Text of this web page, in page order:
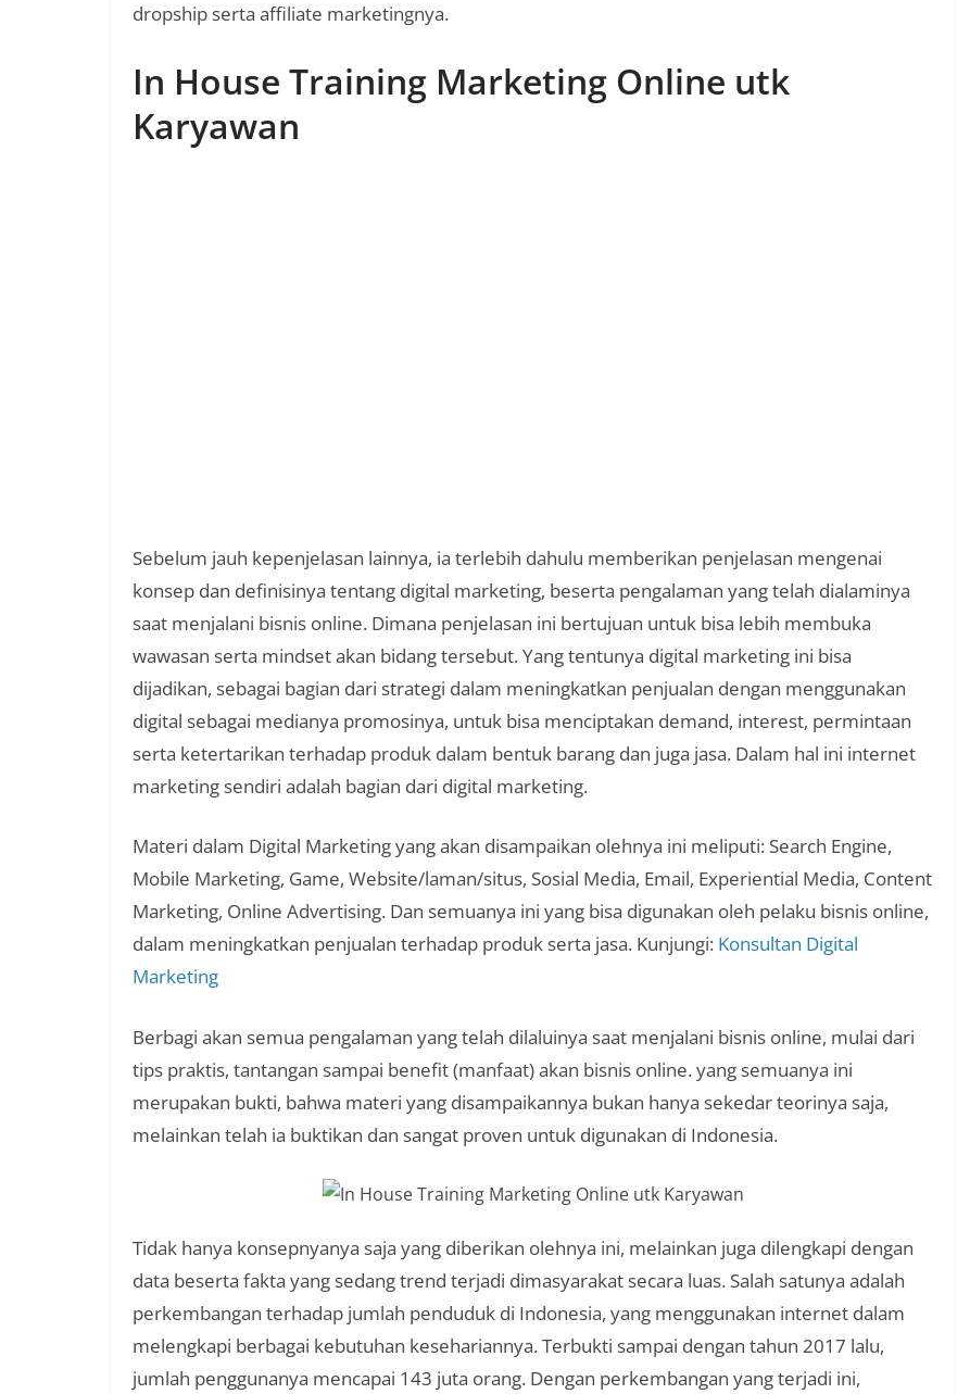
dropship serta affiliate marketingnya.
In House Training Marketing Online utk
Karyawan
Sebelum jauh kepenjelasan lainnya, ia terlebih dahulu memberikan penjelasan mengenai
konsep dan definisinya tentang digital marketing, beserta pengalaman yang telah dialaminya
saat menjalani bisnis online. Dimana penjelasan ini bertujuan untuk bisa lebih membuka
wawasan serta mindset akan bidang tersebut. Yang tentunya digital marketing ini bisa
dijadikan, sebagai bagian dari strategi dalam meningkatkan penjualan dengan menggunakan
digital sebagai medianya promosinya, untuk bisa menciptakan demand, interest, permintaan
serta ketertarikan terhadap produk dalam bentuk barang dan juga jasa. Dalam hal ini internet
marketing sendiri adalah bagian dari digital marketing.
Materi dalam Digital Marketing yang akan disampaikan olehnya ini meliputi: Search Engine,
Mobile Marketing, Game, Website/laman/situs, Sosial Media, Email, Experiential Media, Content
Marketing, Online Advertising. Dan semuanya ini yang bisa digunakan oleh pelaku bisnis online,
dalam meningkatkan penjualan terhadap produk serta jasa. Kunjungi: Konsultan Digital
Marketing
Berbagi akan semua pengalaman yang telah dilaluinya saat menjalani bisnis online, mulai dari
tips praktis, tantangan sampai benefit (manfaat) akan bisnis online. yang semuanya ini
merupakan bukti, bahwa materi yang disampaikannya bukan hanya sekedar teorinya saja,
melainkan telah ia buktikan dan sangat proven untuk digunakan di Indonesia.
Tidak hanya konsepnyanya saja yang diberikan olehnya ini, melainkan juga dilengkapi dengan
data beserta fakta yang sedang trend terjadi dimasyarakat secara luas. Salah satunya adalah
perkembangan terhadap jumlah penduduk di Indonesia, yang menggunakan internet dalam
melengkapi berbagai kebutuhan kesehariannya. Terbukti sampai dengan tahun 2017 lalu,
jumlah penggunanya mencapai 143 juta orang. Dengan perkembangan yang terjadi ini,